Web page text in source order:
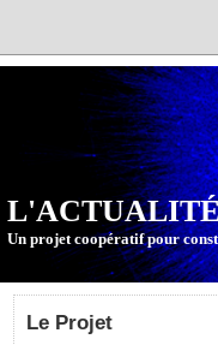
Un projet coopératif pour
Le Projet